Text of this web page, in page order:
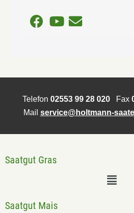
Telefon 02553 99 28 020Fax
Mail service@holtmann-
Saatgut Gras
Saatgut Mais